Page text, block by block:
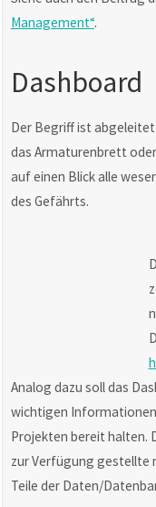
Management“.
Dashboard
Der Begriff ist
das Armaturenbrett
auf einen Blick alle
des Gefährts.
Analog dazu soll das
wichtigen
Projekten bereit halten.
zur Verfügung gestellte
Teile der Daten/